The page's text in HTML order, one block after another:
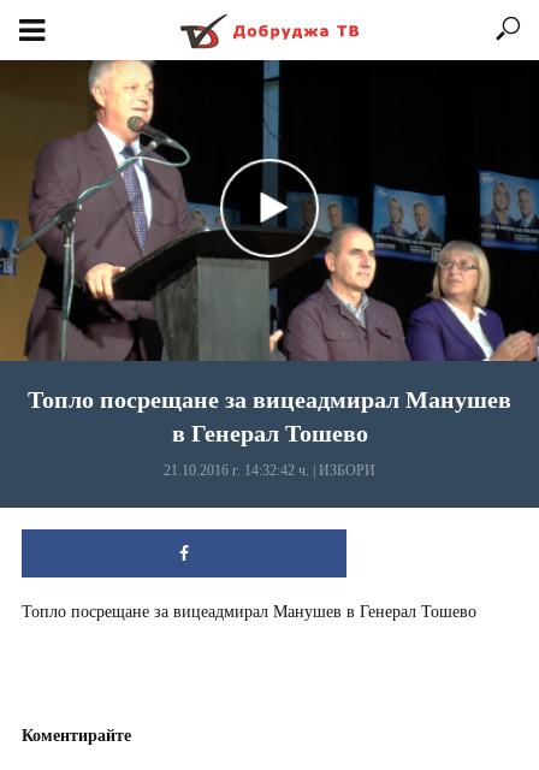
Топло посрещане за вицеадмирал Манушев
в Генерал Тошево
21.10.2016 г. 14:32:42 ч. ИЗБОРИ
Топло посрещане за вицеадмирал Манушев в Генерал Тошево
Коментирайте